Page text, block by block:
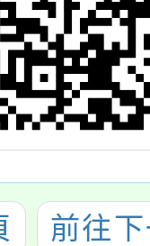
前往